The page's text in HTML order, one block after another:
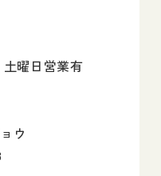
曜日営業有
ウ